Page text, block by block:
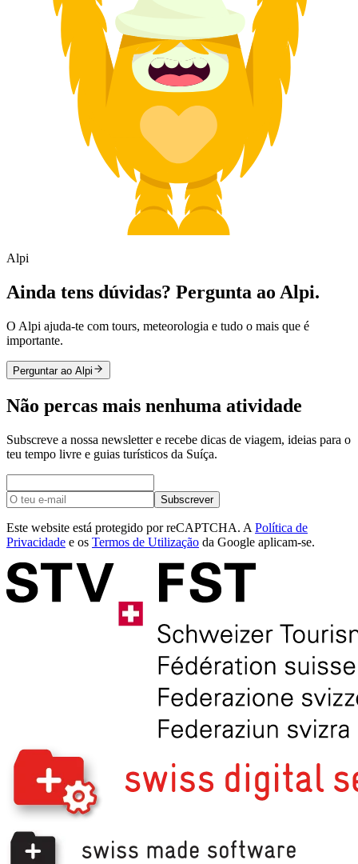
Alpi
Ainda tens dúvidas? Pergunta ao Alpi.
O Alpi ajuda-te com tours, meteorologia e tudo o mais que é
importante.
Perguntar ao Alpi
Não percas mais nenhuma atividade
Subscreve a nossa newsletter e recebe dicas de viagem, ideias para o
teu tempo livre e guias turísticos da Suíça.
Subscrever
Este website está protegido por reCAPTCHA. A Política de
Privacidade e os Termos de Utilização da Google aplicam-se.